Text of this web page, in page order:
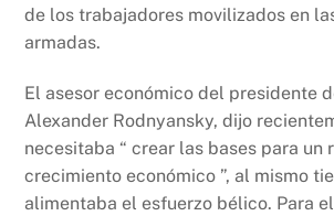
de los trabajadores movilizados en
armadas.
El asesor económico del presidente
Alexander Rodnyansky, dijo
necesitaba “ crear las bases para un
crecimiento económico ”, al mismo
alimentaba el esfuerzo bélico. Para